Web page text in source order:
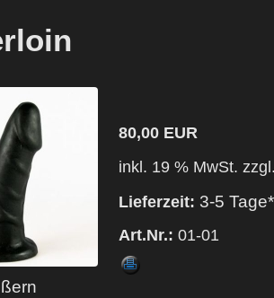
80,00 EUR
inkl. 19 % MwSt.
Lieferzeit: 3-5 Tage*
Art.Nr.: 01-01